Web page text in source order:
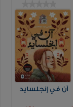
آن في إنجلسايد